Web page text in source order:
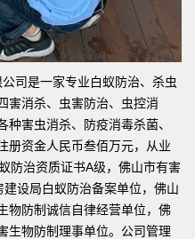
司是一家专业白蚁防治、杀虫
害消杀、虫害防治、虫控消
害虫消杀、防疫消毒杀菌、
册资金人民币叁佰万元，从业
防治资质证书A级，佛山市有害
设局白蚁防治备案单位，佛山
物防制诚信自律经营单位，佛
生物防制理事单位。公司管理